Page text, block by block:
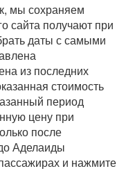
мы сохраняем
сайта получают при
даты с самыми
из последних
стоимость
период
цену при
после
Аделаиды
и нажмите